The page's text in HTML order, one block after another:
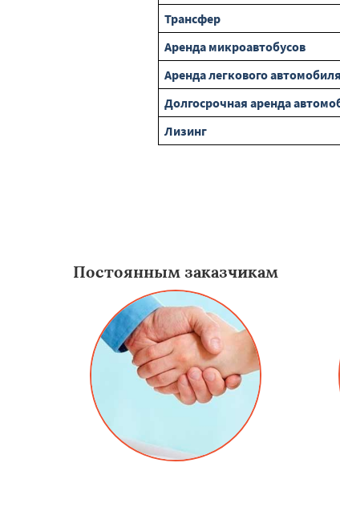
Трансфер
Аренда микроавтобусов
Аренда легкового автомобиля
Долгосрочная аренда
Лизинг
Постоянным заказчикам